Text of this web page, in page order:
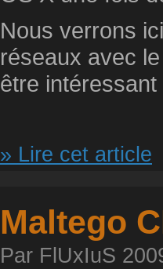
Nous verrons
réseaux avec
être
» Lire cet article
Maltego
Par FlUxIuS